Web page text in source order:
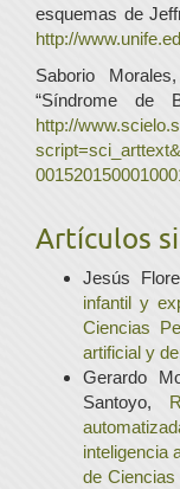
esquemas de
http://
Saborio
“Síndrome de
http://
Artículos
Jesús
infantil y
Ciencias
artificial y
Gerardo
Santoyo,
inteligencia
de